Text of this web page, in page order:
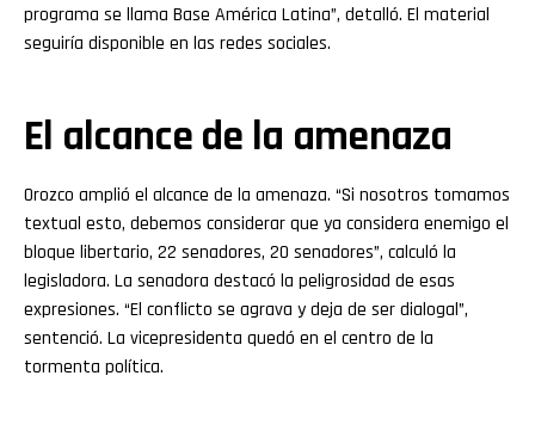
programa se llama Base América Latina”, detalló. El material
seguiría disponible en las redes sociales.
El alcance de la amenaza
Orozco amplió el alcance de la amenaza. “Si nosotros tomamos
textual esto, debemos considerar que ya considera enemigo el
bloque libertario, 22 senadores, 20 senadores”, calculó la
legisladora. La senadora destacó la peligrosidad de esas
expresiones. “El conflicto se agrava y deja de ser dialogal”,
sentenció. La vicepresidenta quedó en el centro de la
tormenta política.